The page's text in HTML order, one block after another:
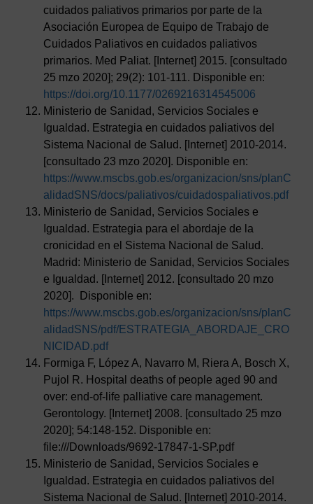
cuidados paliativos primarios por parte de la
Asociación Europea de Equipo de Trabajo de
Cuidados Paliativos en cuidados paliativos
primarios. Med Paliat. [Internet] 2015. [consultado
25 mzo 2020]; 29(2): 101-111. Disponible en:
https://doi.org/10.1177/0269216314545006
Ministerio de Sanidad, Servicios Sociales e
Igualdad. Estrategia en cuidados paliativos del
Sistema Nacional de Salud. [Internet] 2010-2014.
[consultado 23 mzo 2020]. Disponible en:
https://www.mscbs.gob.es/organizacion/sns/planC
alidadSNS/docs/paliativos/cuidadospaliativos.pdf
Ministerio de Sanidad, Servicios Sociales e
Igualdad. Estrategia para el abordaje de la
cronicidad en el Sistema Nacional de Salud.
Madrid: Ministerio de Sanidad, Servicios Sociales
e Igualdad. [Internet] 2012. [consultado 20 mzo
2020]. Disponible en:
https://www.mscbs.gob.es/organizacion/sns/planC
alidadSNS/pdf/ESTRATEGIA_ABORDAJE_CRO
NICIDAD.pdf
Formiga F, López A, Navarro M, Riera A, Bosch X,
Pujol R. Hospital deaths of people aged 90 and
over: end-of-life palliative care management.
Gerontology. [Internet] 2008. [consultado 25 mzo
2020]; 54:148-152. Disponible en:
file:///Downloads/9692-17847-1-SP.pdf
Ministerio de Sanidad, Servicios Sociales e
Igualdad. Estrategia en cuidados paliativos del
Sistema Nacional de Salud. [Internet] 2010-2014.